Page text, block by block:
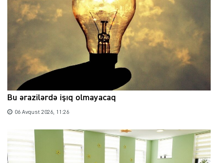
Bu ərazilərdə işıq olmayacaq
06 Avqust 2026, 11:26